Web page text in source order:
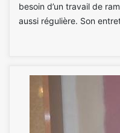
besoin d’un travail de
aussi régulière. Son